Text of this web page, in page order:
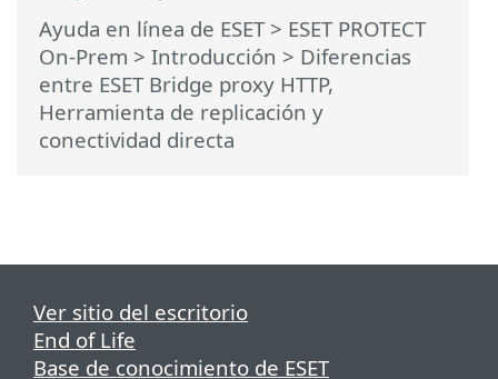
Ayuda en línea de ESET> ESET PROTECT
On-Prem > Introducción > Diferencias
entre ESET Bridge proxy HTTP,
Herramienta de replicación y
conectividad directa
Ver sitio del escritorio
End of Life
Base de conocimiento de ESET